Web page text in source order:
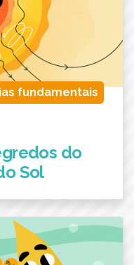
fundamentais
do
Sol